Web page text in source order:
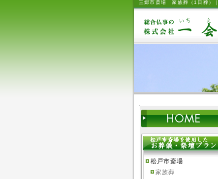
三郷市斎場 家族葬（1日葬）
松戸市斎場
家族葬